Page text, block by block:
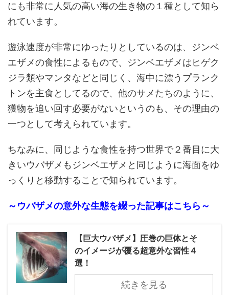
にも非常に人気の高い海の生き物の１種として知ら
れています。
遊泳速度が非常にゆったりとしているのは、ジンベ
エザメの食性によるもので、ジンベエザメはヒゲク
ジラ類やマンタなどと同じく、海中に漂うプランク
トンを主食としてるので、他のサメたちのように、
獲物を追い回す必要がないというのも、その理由の
一つとして考えられています。
ちなみに、同じような食性を持つ世界で２番目に大
きいウバザメもジンベエザメと同じように海面をゆ
っくりと移動することで知られています。
～ウバザメの意外な生態を綴った記事はこちら～
【巨大ウバザメ】圧巻の巨体とそ
のイメージが覆る超意外な習性４
選！
続きを見る